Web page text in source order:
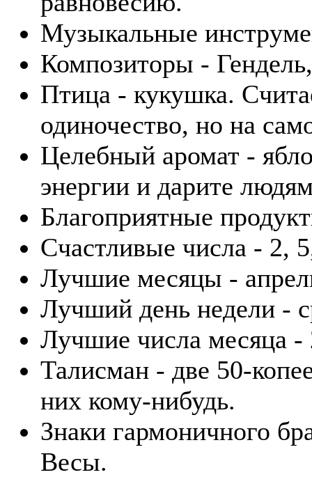
Музыкальные
Композиторы -
Птица - кукушка.
одиночество, но на
Целебный аромат -
энергии и дарите
Благоприятные
Счастливые числа - 2,
Лучшие месяцы -
Лучший день недели -
Лучшие числа месяца -
Талисман - две 50-
них кому-нибудь.
Знаки гармоничного
Весы.